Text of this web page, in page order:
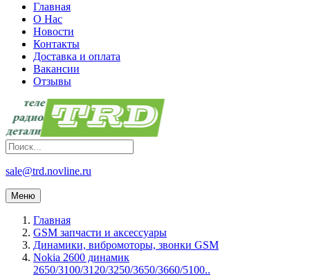
Главная
О Нас
Новости
Контакты
Доставка и оплата
Вакансии
Отзывы
sale@trd.novline.ru
Меню
Главная
GSM запчасти и аксессуары
Динамики, вибромоторы, звонки GSM
Nokia 2600 динамик
2650/3100/3120/3250/3650/3660/5100..